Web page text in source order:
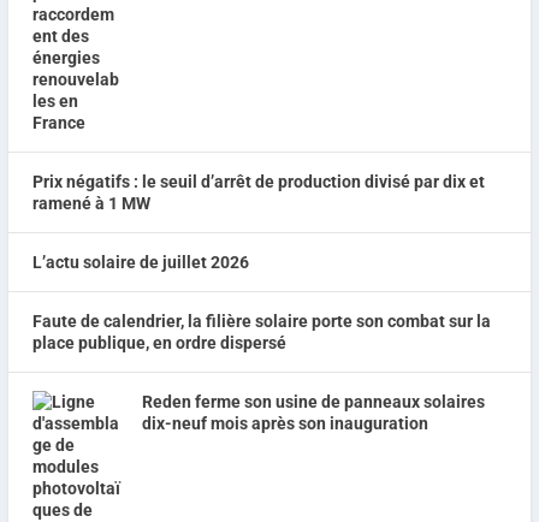
Prix négatifs : le seuil d’arrêt de production divisé par dix et
ramené à 1 MW
L’actu solaire de juillet 2026
Faute de calendrier, la filière solaire porte son combat sur la
place publique, en ordre dispersé
Reden ferme son usine de panneaux solaires
dix-neuf mois après son inauguration